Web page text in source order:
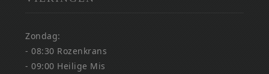
Zondag:
- 08:30 Rozenkrans
- 09:00 Heilige Mis